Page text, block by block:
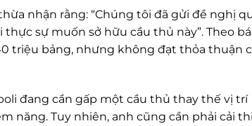
nhận rằng: “Chúng tôi đã gửi đề nghị
sự muốn sở hữu cầu thủ này”. Theo
triệu bảng, nhưng không đạt thỏa thuận
đang cần gấp một cầu thủ thay thế vị trí
năng. Tuy nhiên, anh cũng cần phải cải